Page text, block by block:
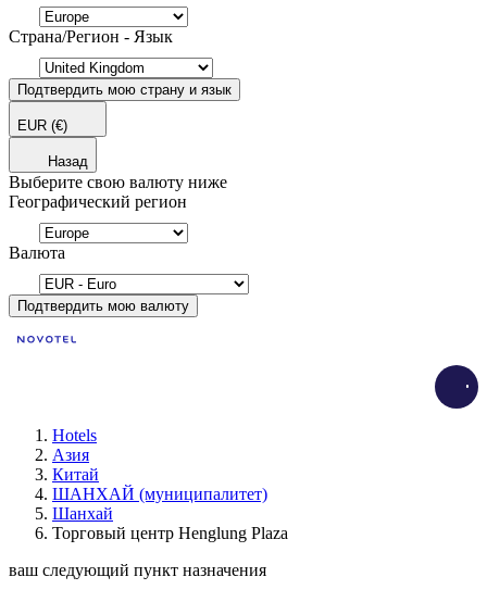
Страна/Регион - Язык
Подтвердить мою страну и язык
EUR (€)
Назад
Выберите свою валюту ниже
Географический регион
Валюта
Подтвердить мою валюту
Hotels
Азия
Китай
ШАНХАЙ (муниципалитет)
Шанхай
Торговый центр Henglung Plaza
ваш следующий пункт назначения